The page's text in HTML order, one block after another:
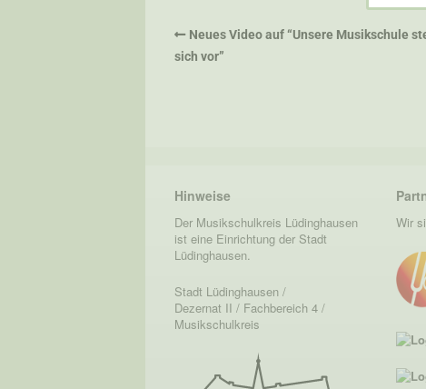
Neues Video auf “Unsere Musikschule
sich vor”
Hinweise
Der Musikschulkreis Lüdinghausen
ist eine Einrichtung der Stadt
Lüdinghausen.
Stadt Lüdinghausen /
Dezernat II / Fachbereich 4 /
Musikschulkreis
Wir